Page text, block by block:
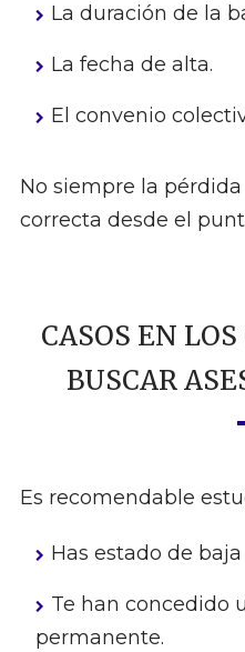
La duración de la
La fecha de alta.
El convenio
No siempre la
correcta desde el
CASOS EN
BUSCAR
Es recomendable
Has estado de
Te han concedido
permanente.